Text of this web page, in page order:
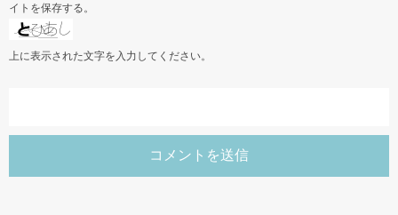
イトを保存する。
上に表示された文字を入力してください。